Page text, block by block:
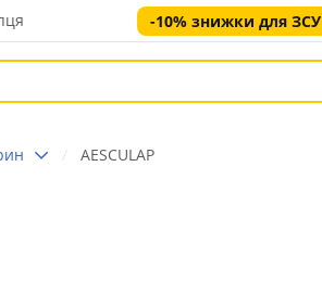
-10% знижки для ЗСУ
AESCULAP